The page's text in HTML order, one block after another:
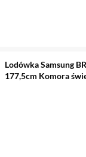
Lodówka Samsung
177,5cm Komora